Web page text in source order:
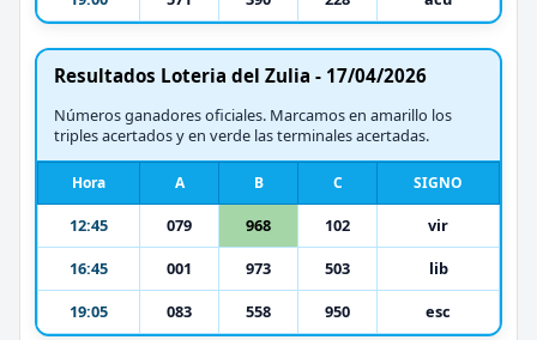
Resultados Loteria del Zulia - 17/04/2026
Números ganadores oficiales. Marcamos en amarillo los
triples acertados y en verde las terminales acertadas.
Hora A B C SIGNO
12:45 079 968 102
vir
16:45
001 973 503
lib
19:05
083 558 950 esc